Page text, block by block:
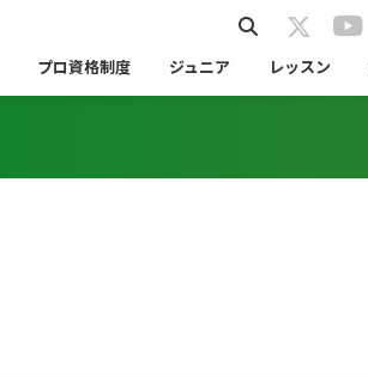
プロ資格制度 ジュニア レッスン